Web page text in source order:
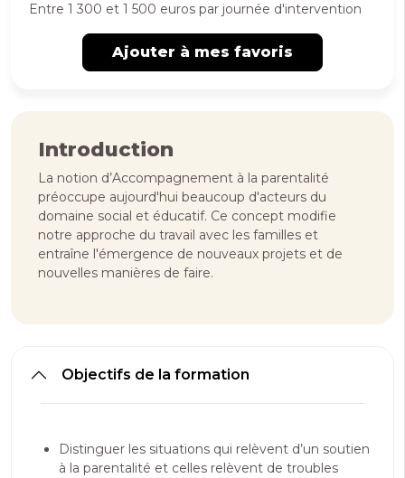
Entre 1 300 et 1 500 euros par journée d'intervention
Ajouter à mes favoris
Introduction
La notion d’Accompagnement à la parentalité
préoccupe aujourd'hui beaucoup d'acteurs du
domaine social et éducatif. Ce concept modifie
notre approche du travail avec les familles et
entraîne l'émergence de nouveaux projets et de
nouvelles manières de faire.
Objectifs de la formation
Distinguer les situations qui relèvent d’un soutien
à la parentalité et celles relèvent de troubles